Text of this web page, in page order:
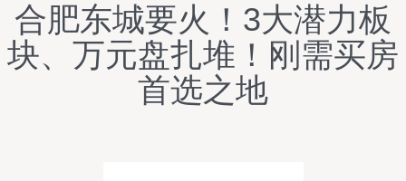
合肥东城要火！3大潜力板
块、万元盘扎堆！刚需买房
首选之地